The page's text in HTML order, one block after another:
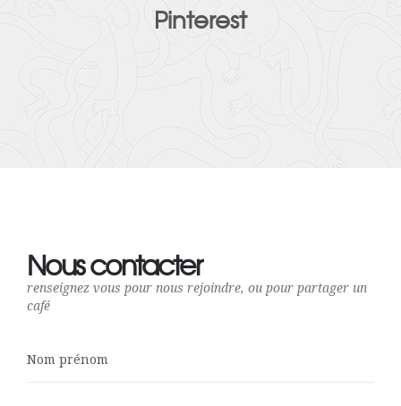
Pinterest
Nous contacter
renseignez vous pour nous rejoindre, ou pour partager un
café